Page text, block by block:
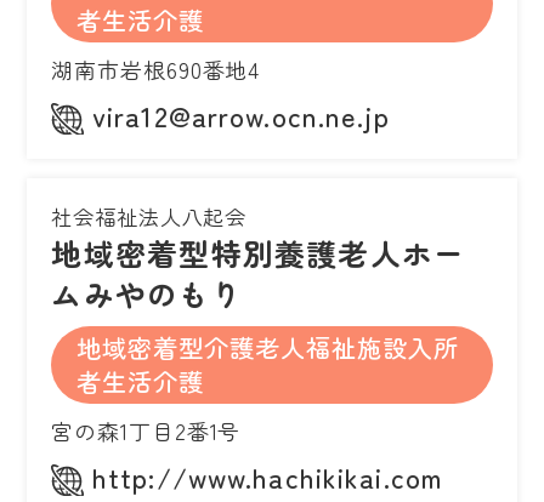
者生活介護
湖南市岩根690番地4
vira12@arrow.ocn.ne.jp
社会福祉法人八起会
地域密着型特別養護老人ホー
ムみやのもり
地域密着型介護老人福祉施設入所
者生活介護
宮の森1丁目2番1号
http://www.hachikikai.com